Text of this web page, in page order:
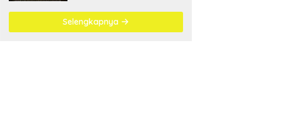
Mengular
Selengkapnya